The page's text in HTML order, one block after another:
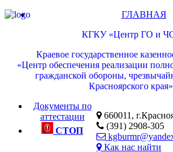
КГКУ «Центр ГО и
Краевое государственное
«Центр обеспечения реализации
гражданской обороны,
Красноярского края»
660011,
(391) 2908-305
Как нас найти
ГЛАВНАЯ
Документы по
аттестации
СТОП